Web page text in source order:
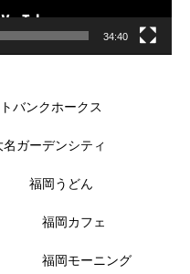
34:40
バンクホークス
名ガーデンシティ
福岡うどん
福岡カフェ
福岡モーニング